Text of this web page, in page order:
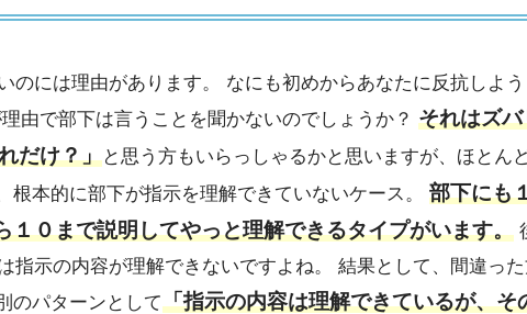
のには理由があります。 なにも初めからあなたに反抗しよ
由で部下は言うことを聞かないのでしょうか？ それはズ
だけ？」と思う方もいらっしゃるかと思いますが、ほとん
本的に部下が指示を理解できていないケース。 部下にも
１０まで説明してやっと理解できるタイプがいます。
指示の内容が理解できないですよね。 結果として、間違っ
のパターンとして「指示の内容は理解できているが、そ